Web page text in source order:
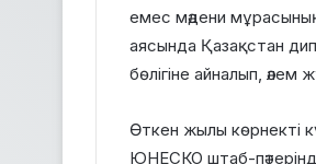
емес мәдени
аясында Қазақстан
бөлігіне айналып,
Өткен жылы көрнекті
ЮНЕСКО штаб-